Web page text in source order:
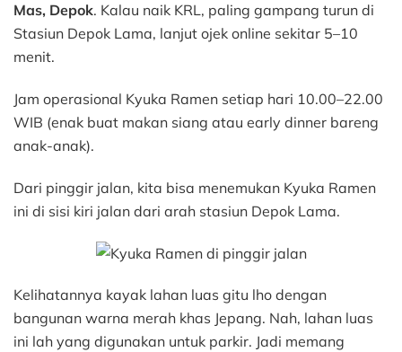
Mas, Depok. Kalau naik KRL, paling gampang turun di
Stasiun Depok Lama, lanjut ojek online sekitar 5–10
menit.
Jam operasional Kyuka Ramen setiap hari 10.00–22.00
WIB (enak buat makan siang atau early dinner bareng
anak-anak).
Dari pinggir jalan, kita bisa menemukan Kyuka Ramen
ini di sisi kiri jalan dari arah stasiun Depok Lama.
Kelihatannya kayak lahan luas gitu lho dengan
bangunan warna merah khas Jepang. Nah, lahan luas
ini lah yang digunakan untuk parkir. Jadi memang